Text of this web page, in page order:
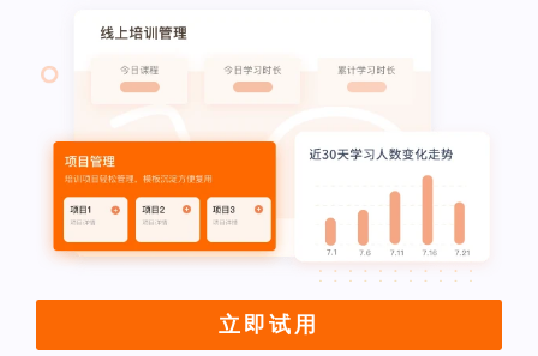
立即试用